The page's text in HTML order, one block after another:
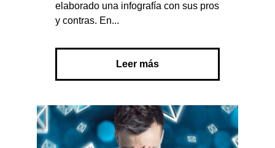
elaborado una infografía con sus pros
y contras. En...
Leer más